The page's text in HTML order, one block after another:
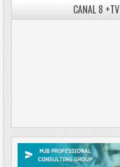
CANAL 8 +TV